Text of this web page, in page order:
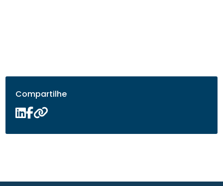
Compartilhe